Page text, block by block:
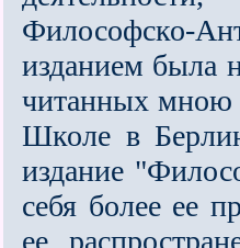
Философско-
изданием была
чи­танных мною
Школе в
издание
себя более ее
ее